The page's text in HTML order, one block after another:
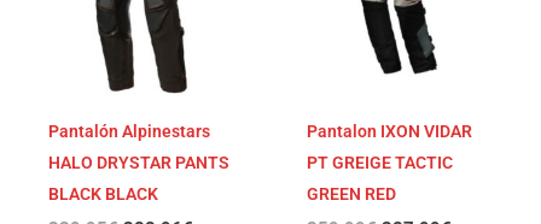
Pantalón Alpinestars
HALO DRYSTAR PANTS
BLACK BLACK
Pantalon IXON VIDAR
PT GREIGE TACTIC
GREEN RED